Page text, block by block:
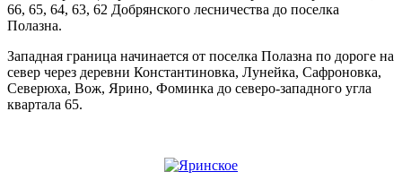
66, 65, 64, 63, 62 Добрянского лесничества до поселка
Полазна.
Западная граница начинается от поселка Полазна по дороге на
север через деревни Константиновка, Лунейка, Сафроновка,
Северюха, Вож, Ярино, Фоминка до северо-западного угла
квартала 65.